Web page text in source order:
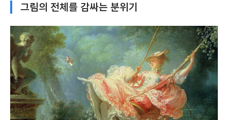
그림의 전체를 감싸는 분위기